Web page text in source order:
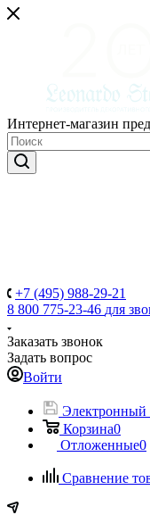
Интернет-магазин
+7 (495) 988-29-21
8 800 775-23-46 для
Заказать звонок
Задать вопрос
Войти
Электронный
Корзина0
Отложенные0
Сравнение